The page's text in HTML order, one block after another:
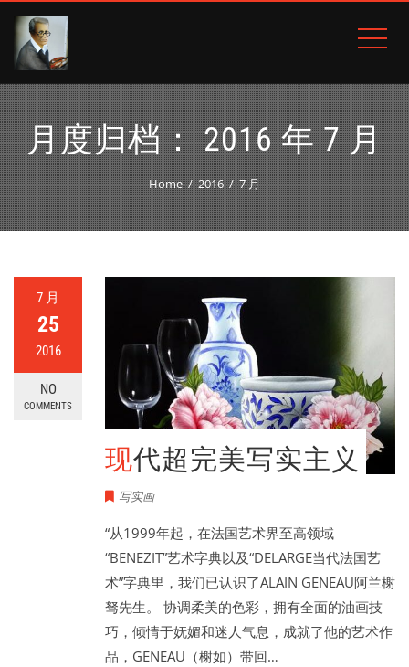
月度归档：2016 年 7 月
Home 2016 7 月
7 月
25
2016
NO
COMMENTS
现代超完美写实主义
写实画
“从1999年起，在法国艺术界至高领域
“BENEZIT”艺术字典以及“DELARGE当代法国艺
术”字典里，我们已认识了ALAIN GENEAU阿兰榭
驽先生。 协调柔美的色彩，拥有全面的油画技
巧，倾情于妩媚和迷人气息，成就了他的艺术作
品，GENEAU（榭如）带回…